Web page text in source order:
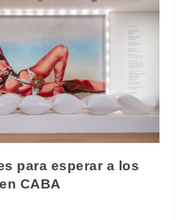
para esperar a los
CABA